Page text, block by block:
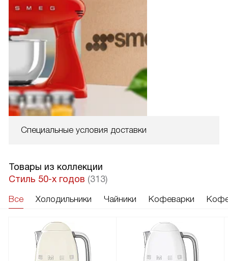
Специальные условия доставки
Товары из коллекции
Стиль 50-х годов (313)
Все Холодильники Чайники Кофеварки